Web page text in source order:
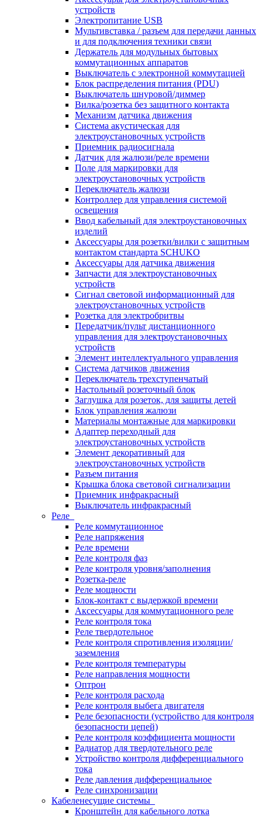
устройств
Электропитание USB
Мультивставка / разъем для передачи данных
и для подключения техники связи
Держатель для модульных бытовых
коммутационных аппаратов
Выключатель с электронной коммутацией
Блок распределения питания (PDU)
Выключатель шнуровой/диммер
Вилка/розетка без защитного контакта
Механизм датчика движения
Система акустическая для
электроустановочных устройств
Приемник радиосигнала
Датчик для жалюзи/реле времени
Поле для маркировки для
электроустановочных устройств
Переключатель жалюзи
Контроллер для управления системой
освещения
Ввод кабельный для электроустановочных
изделий
Аксессуары для розетки/вилки с защитным
контактом стандарта SCHUKO
Аксессуары для датчика движения
Запчасти для электроустановочных
устройств
Сигнал световой информационный для
электроустановочных устройств
Розетка для электробритвы
Передатчик/пульт дистанционного
управления для электроустановочных
устройств
Элемент интеллектуального управления
Система датчиков движения
Переключатель трехступенчатый
Настольный розеточный блок
Заглушка для розеток, для защиты детей
Блок управления жалюзи
Материалы монтажные для маркировки
Адаптер переходный для
электроустановочных устройств
Элемент декоративный для
электроустановочных устройств
Разъем питания
Крышка блока световой сигнализации
Приемник инфракрасный
Выключатель инфракрасный
Реле
Реле коммутационное
Реле напряжения
Реле времени
Реле контроля фаз
Реле контроля уровня/заполнения
Розетка-реле
Реле мощности
Блок-контакт с выдержкой времени
Аксессуары для коммутационного реле
Реле контроля тока
Реле твердотельное
Реле контроля спротивления изоляции/
заземления
Реле контроля температуры
Реле направления мощности
Оптрон
Реле контроля расхода
Реле контроля выбега двигателя
Реле безопасности (устройство для контроля
безопасности цепей)
Реле контроля коэффициента мощности
Радиатор для твердотельного реле
Устройство контроля дифференциального
тока
Реле давления дифференциальное
Реле синхронизации
Кабеленесущие системы
Кронштейн для кабельного лотка